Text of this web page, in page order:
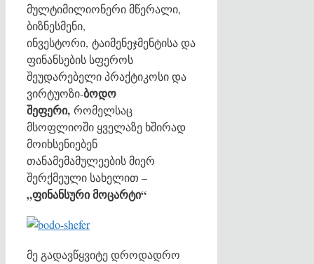
მულტიმილიონერი მწერალი,
ბიზნესმენი,
ინვესტორი, ტაიმენეჯმენტისა და
ფინანსების სფეროს
შეუდარებელი პრაქტიკოსი და
ვირტუოზი-ბოდო
შეფერი, რომელსაც
მსოფლიოში ყველაზე ხშირად
მოიხსენიებენ
თანამემამულეების მიერ
შერქმეული სახელით –
„ფინანსური მოცარტი“
მე გადავწყვიტე დროდადრო